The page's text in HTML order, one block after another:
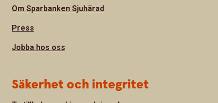
Om Sparbanken Sjuhärad
Press
Jobba hos oss
Säkerhet och integritet